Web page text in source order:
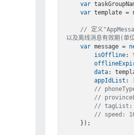
var
var template =
// 定义
以及离线消息有效期(单
var message =
isOffline:
data:
appIdList :
//
//
//
// speed: